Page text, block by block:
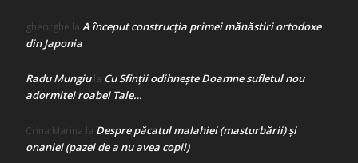
gheorghe la A început construcţia primei mănăstiri ortodoxe
din Japonia
Radu Mungiula Cu Sfinții odihnește Doamne sufletul nou
adormitei roabei Tale…
Crina Marina la Despre păcatul malahiei (masturbării) şi
onaniei (pazei de a nu avea copii)